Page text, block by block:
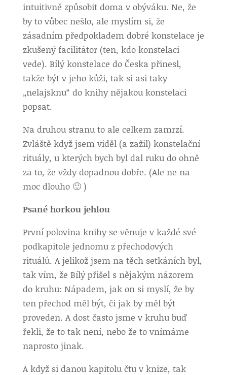
intuitivně způsobit doma v obýváku. Ne, že
by to vůbec nešlo, ale myslím si, že
zásadním předpokladem dobré konstelace je
zkušený facilitátor (ten, kdo konstelaci
vede). Bílý konstelace do Česka přinesl,
takže být v jeho kůži, tak si asi taky
„nelajsknu“ do knihy nějakou konstelaci
popsat.
Na druhou stranu to ale celkem zamrzí.
Zvláště když jsem viděl (a zažil) konstelační
rituály, u kterých bych byl dal ruku do ohně
za to, že vždy dopadnou dobře. (Ale ne na
moc dlouho 🙂 )
Psané horkou jehlou
První polovina knihy se věnuje v každé své
podkapitole jednomu z přechodových
rituálů. A jelikož jsem na těch setkáních byl,
tak vím, že Bílý přišel s nějakým názorem
do kruhu: Nápadem, jak on si myslí, že by
ten přechod měl být, či jak by měl být
proveden. A dost často jsme v kruhu buď
řekli, že to tak není, nebo že to vnímáme
naprosto jinak.
A když si danou kapitolu čtu v knize, tak